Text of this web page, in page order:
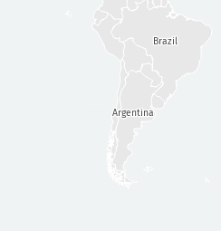
Argentina
Brazil